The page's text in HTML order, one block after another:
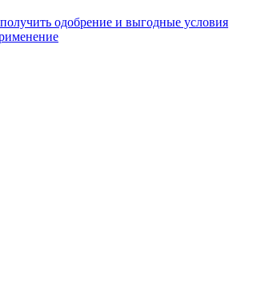
одобрение и выгодные условия